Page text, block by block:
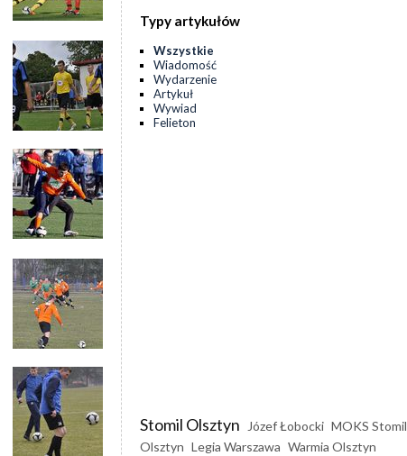
Typy artykułów
Wszystkie
Wiadomość
Wydarzenie
Artykuł
Wywiad
Felieton
Stomil Olsztyn Józef Łobocki MOKS Stomil
Olsztyn Legia Warszawa Warmia Olsztyn